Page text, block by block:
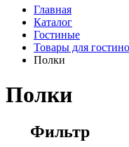
Главная
Каталог
Гостиные
Товары для
Полки
Полки
Фильтр